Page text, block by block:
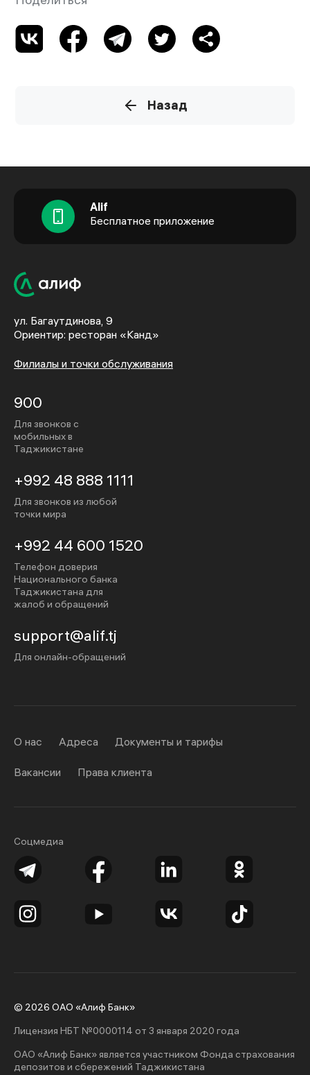
Назад
Alif
Бесплатное приложение
ул. Багаутдинова, 9
Ориентир: ресторан «Канд»
Филиалы и точки обслуживания
900
Для звонков с
мобильных в
Таджикистане
+992 48 888 1111
Для звонков из любой
точки мира
+992 44 600 1520
Телефон доверия
Национального банка
Таджикистана для
жалоб и обращений
support@alif.tj
Для онлайн-обращений
Соцмедиа
О нас Адреса Документы и тарифы
Вакансии Права клиента
© 2026 ОАО «Алиф Банк»
Лицензия НБТ №0000114 от 3 января 2020 года
ОАО «Алиф Банк» является участником Фонда страхования
депозитов и сбережений Таджикистана